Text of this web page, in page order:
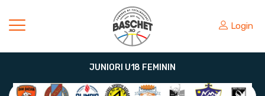
Login
JUNIORI U18 FEMININ